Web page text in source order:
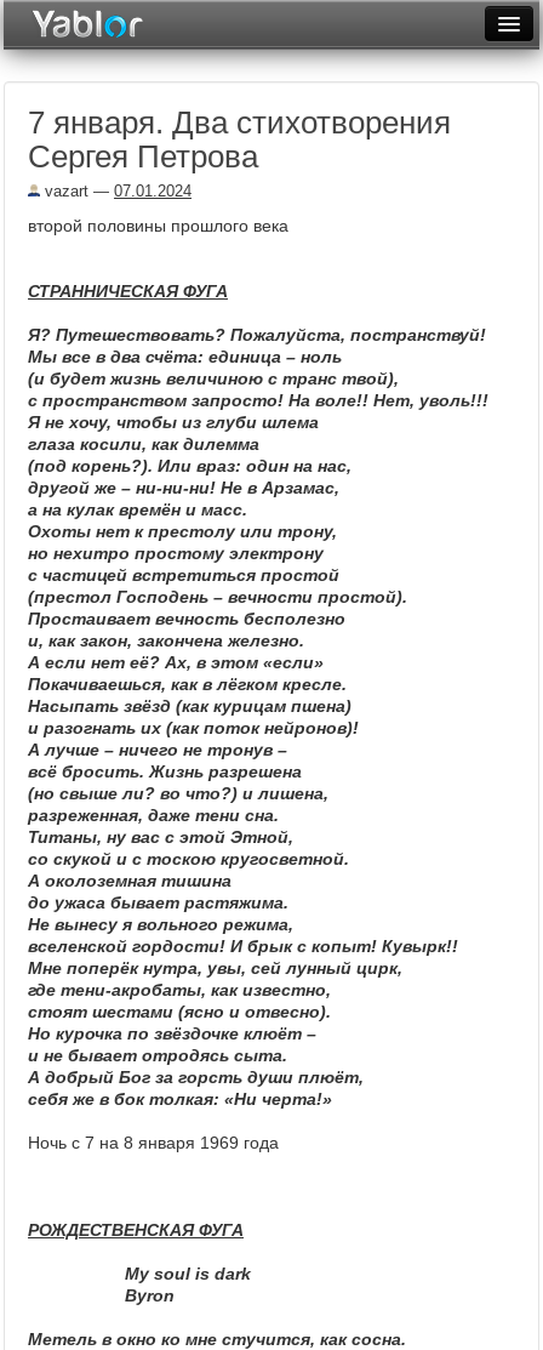
Неделя
Месяц
Видеотоп
7 января. Два стихотворения
Сергея Петрова
vazart — 07.01.2024
второй половины прошлого века
СТРАННИЧЕСКАЯ ФУГА
Я? Путешествовать? Пожалуйста, постранствуй!
Мы все в два счёта: единица – ноль
(и будет жизнь величиною с транс твой),
с пространством запросто! На воле!! Нет, уволь!!!
Я не хочу, чтобы из глуби шлема
глаза косили, как дилемма
(под корень?). Или враз: один на нас,
другой же – ни-ни-ни! Не в Арзамас,
а на кулак времён и масс.
Охоты нет к престолу или трону,
но нехитро простому электрону
с частицей встретиться простой
(престол Господень – вечности простой).
Простаивает вечность бесполезно
и, как закон, закончена железно.
А если нет её? Ах, в этом «если»
Покачиваешься, как в лёгком кресле.
Насыпать звёзд (как курицам пшена)
и разогнать их (как поток нейронов)!
А лучше – ничего не тронув –
всё бросить. Жизнь разрешена
(но свыше ли? во что?) и лишена,
разреженная, даже тени сна.
Титаны, ну вас с этой Этной,
со скукой и с тоскою кругосветной.
А околоземная тишина
до ужаса бывает растяжима.
Не вынесу я вольного режима,
вселенской гордости! И брык с копыт! Кувырк!!
Мне поперёк нутра, увы, сей лунный цирк,
где тени-акробаты, как известно,
стоят шестами (ясно и отвесно).
Но курочка по звёздочке клюёт –
и не бывает отродясь сыта.
А добрый Бог за горсть души плюёт,
себя же в бок толкая: «Ни черта!»
Ночь с 7 на 8 января 1969 года
РОЖДЕСТВЕНСКАЯ ФУГА
My soul is dark
Byron
Метель в окно ко мне стучится, как сосна.